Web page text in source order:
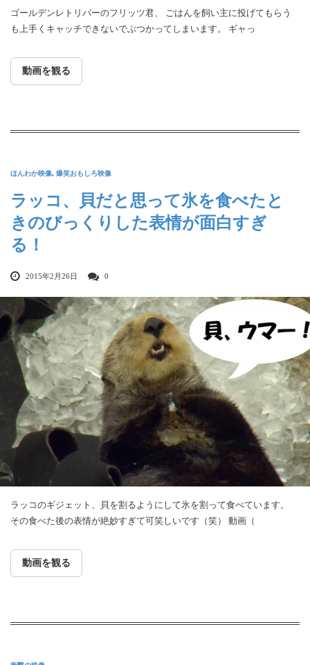
ゴールデンレトリバーのフリッツ君、 ごはんを飼い主に投げてもらう
も上手くキャッチできないでぶつかってしまいます。 ギャっ
動画を観る
ほんわか映像, 爆笑おもしろ映像
ラッコ、貝だと思って氷を食べたと
きのびっくりした表情が面白すぎ
る！
2015年2月26日 0
ラッコのギジェット、貝を割るようにして氷を割って食べています。
その食べた後の表情が絶妙すぎて可笑しいです（笑） 動画（
動画を観る